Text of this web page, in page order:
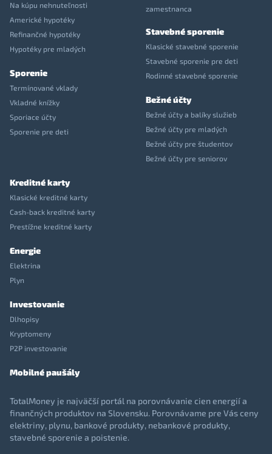
Na kúpu nehnuteľnosti
Americké hypotéky
Refinančné hypotéky
Hypotéky pre mladých
Sporenie
Termínované vklady
Vkladné knížky
Sporiace účty
Sporenie pre deti
zamestnanca
Stavebné sporenie
Klasické stavebné sporenie
Stavebné sporenie pre deti
Rodinné stavebné sporenie
Bežné účty
Bežné účty a balíky služieb
Bežné účty pre mladých
Bežné účty pre študentov
Bežné účty pre seniorov
Kreditné karty
Klasické kreditné karty
Cash-back kreditné karty
Prestížne kreditné karty
Energie
Elektrina
Plyn
Investovanie
Dlhopisy
Kryptomeny
P2P investovanie
Mobilné paušály
TotalMoney je najväčší portál na porovnávanie cien energií a
finančných produktov na Slovensku. Porovnávame pre Vás ceny
elektriny, plynu, bankové produkty, nebankové produkty,
stavebné sporenie a poistenie.